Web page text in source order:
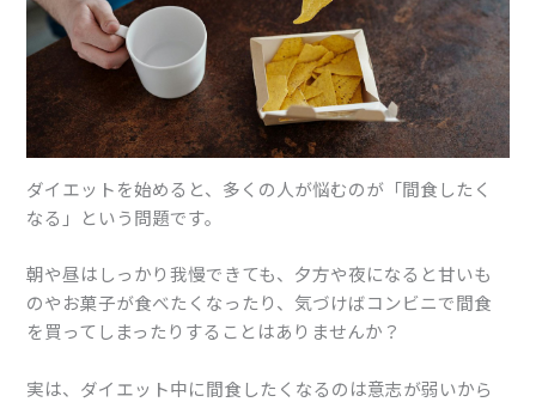
ダイエットを始めると、多くの人が悩むのが「間食したく
なる」という問題です。
朝や昼はしっかり我慢できても、夕方や夜になると甘いも
のやお菓子が食べたくなったり、気づけばコンビニで間食
を買ってしまったりすることはありませんか？
実は、ダイエット中に間食したくなるのは意志が弱いから